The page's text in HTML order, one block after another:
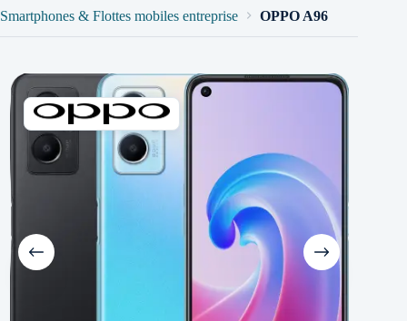
Smartphones & Flottes mobiles entreprise
OPPO A96